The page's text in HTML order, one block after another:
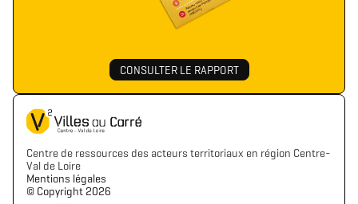
CONSULTER LE RAPPORT
Centre de ressources des acteurs territoriaux en région Centre-
Val de Loire
Mentions légales
©️ Copyright 2026